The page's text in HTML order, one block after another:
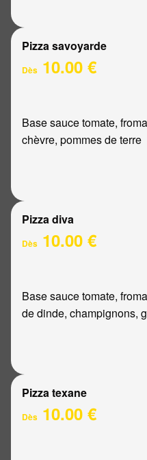
Pizza savoyarde
Dès 10.00 €
Base sauce tomate,
chèvre, pommes de terre
Pizza diva
Dès 10.00 €
Base sauce tomate,
de dinde, champignons,
Pizza texane
Dès 10.00 €